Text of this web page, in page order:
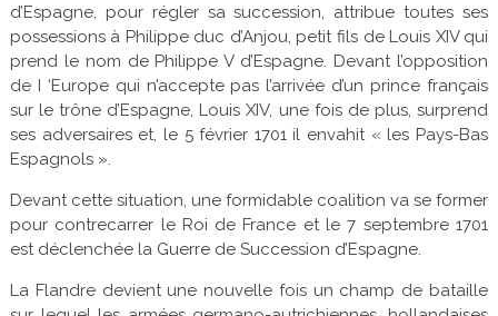
d’Espagne, pour régler sa succession, attribue toutes ses
possessions à Philippe duc d’Anjou, petit fils de Louis XIV qui
prend le nom de Philippe V d’Espagne. Devant l’opposition
de I ‘Europe qui n’accepte pas l’arrivée d’un prince français
sur le trône d’Espagne, Louis XIV, une fois de plus, surprend
ses adversaires et, le 5 février 1701 il envahit « les Pays-Bas
Espagnols ».
Devant cette situation, une formidable coalition va se former
pour contrecarrer le Roi de France et le 7 septembre 1701
est déclenchée la Guerre de Succession d’Espagne.
La Flandre devient une nouvelle fois un champ de bataille